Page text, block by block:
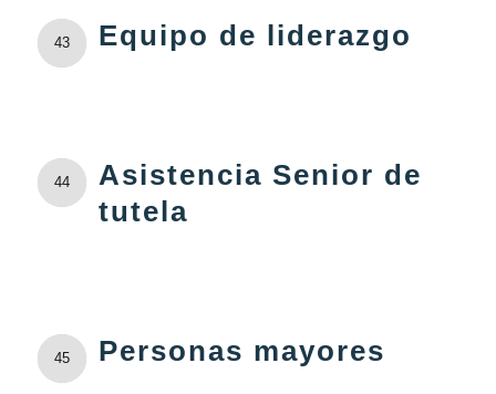
43 Equipo de liderazgo
44
Asistencia Senior de
tutela
45 Personas mayores